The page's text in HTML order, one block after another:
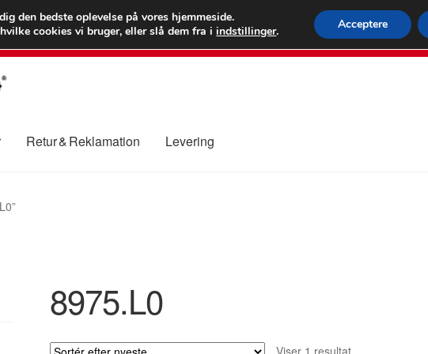
fra 55 kr.
FEDEX
80 82
Retur & Reklamation Levering
8975.L0
Viser 1 resultat
den bedste oplevelse på vores hjemmeside.
cookies vi bruger, eller slå dem fra iindstillinger. Acceptere